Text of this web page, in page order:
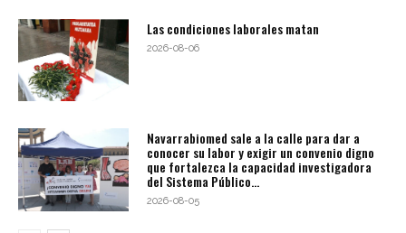
Las condiciones laborales matan
2026-08-06
Navarrabiomed sale a la calle para dar a
conocer su labor y exigir un convenio digno
que fortalezca la capacidad investigadora
del Sistema Público...
2026-08-05